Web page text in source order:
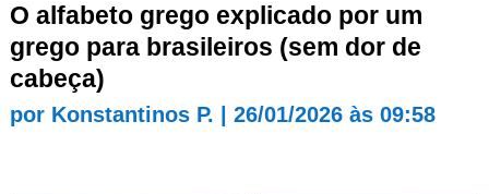
O alfabeto grego explicado por um
grego para brasileiros (sem dor de
cabeça)
por Konstantinos P. 26/01/2026 às 09:58